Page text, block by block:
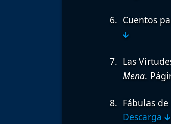
Cuentos
🡳
Las
Mena.
Fábulas de
Descarga 🡳